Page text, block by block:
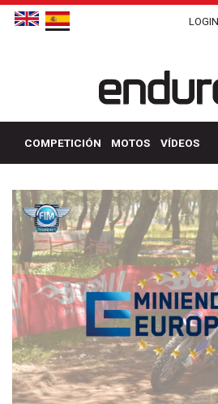
COMPETICIÓN MOTOS VÍDEOS